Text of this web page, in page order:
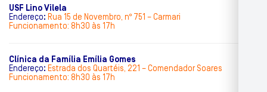
USF Lino Vilela
Endereço: Rua 15 de Novembro, nº 751 – Carmari
Funcionamento: 8h30 às 17h
Clínica da Família Emília Gomes
Endereço: Estrada dos Quartéis, 221 – Comendador Soares
Funcionamento: 8h30 às 17h